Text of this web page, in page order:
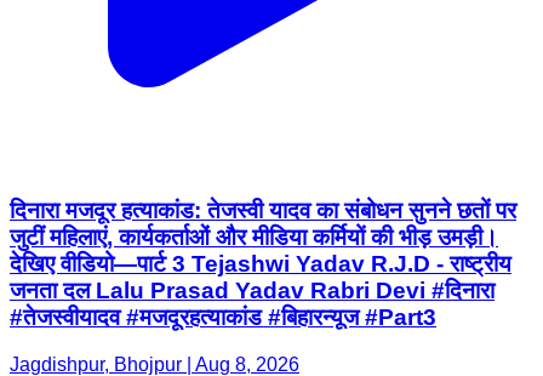
दिनारा मजदूर हत्याकांड: तेजस्वी यादव का संबोधन सुनने छतों पर
जुटीं महिलाएं, कार्यकर्ताओं और मीडिया कर्मियों की भीड़ उमड़ी।
देखिए वीडियो—पार्ट 3 Tejashwi Yadav R.J.D - राष्ट्रीय
जनता दल Lalu Prasad Yadav Rabri Devi #दिनारा
#तेजस्वीयादव #मजदूरहत्याकांड #बिहारन्यूज #Part3
Jagdishpur, Bhojpur | Aug 8, 2026